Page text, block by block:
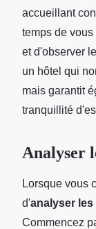
accueillant
temps de
et d'observer
un hôtel qui
mais garantit
tranquillité
Analyser
Lorsque vous
d'analyser
Commencez